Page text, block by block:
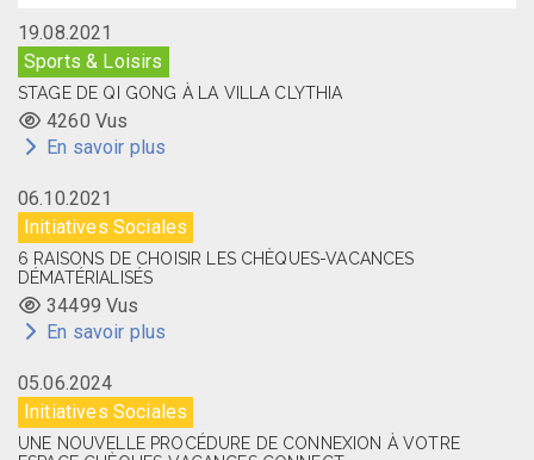
19.08.2021
Sports & Loisirs
STAGE DE QI GONG À LA VILLA CLYTHIA
4260 Vus
En savoir plus
06.10.2021
Initiatives Sociales
6 RAISONS DE CHOISIR LES CHÈQUES-VACANCES
DÉMATÉRIALISÉS
34499 Vus
En savoir plus
05.06.2024
Initiatives Sociales
UNE NOUVELLE PROCÉDURE DE CONNEXION À VOTRE